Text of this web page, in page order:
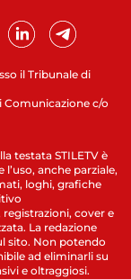
il Tribunale di
Comunicazione c/o
testata STILETV è
anche parziale,
loghi, grafiche
cover e
La redazione
sito. Non potendo
ad eliminarli su
e oltraggiosi.